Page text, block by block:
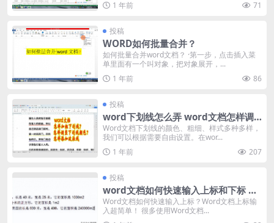
1 年前
71
投稿
WORD如何批量合并？
如何批量合并word文档？ ·第一步，点击插入菜
单里面有一个叫对象，把对象展开，...
1 年前
86
投稿
word下划线怎么弄 word文档怎样调
整下划线样式
Word文档下划线的颜色、粗细、样式多种多样，
我们可以根据需要自由设置。在wor...
1 年前
207
投稿
word文档如何快速输入上标和下标 wo
rd快速输入上标的操作方法
Word文档如何快速输入上标？Word文档上标输
入超简单！ 很多使用Word文档...